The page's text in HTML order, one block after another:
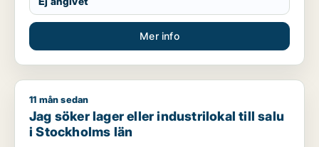
Mer info
Jag söker lager eller industrilokal till salu i Stockholms län
11 mån sedan
Jag söker lager eller industrilokal till salu
i Stockholms län